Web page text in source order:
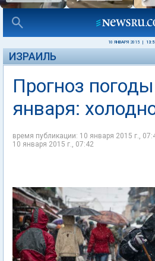
10 ЯНВАРЯ 2015
ИЗРАИЛЬ
Прогноз
января:
время публикации: 10 января 2015 г.,
10 января 2015 г., 07:42